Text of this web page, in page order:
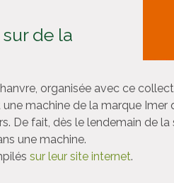
de la
organisée avec ce
machine de la marque Imer
De fait, dès le lendemain de
une machine.
sur leur site internet.